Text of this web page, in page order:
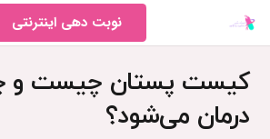
نوبت دهی اینترنتی
کیست پستان چیست و
درمان می‌شود؟